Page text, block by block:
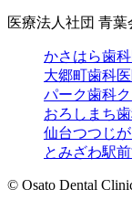
医療法人社団 青葉
かさはら歯
大郷町歯科
パーク歯科
おろしまち
仙台つつじ
とみざわ駅
© Osato Dental